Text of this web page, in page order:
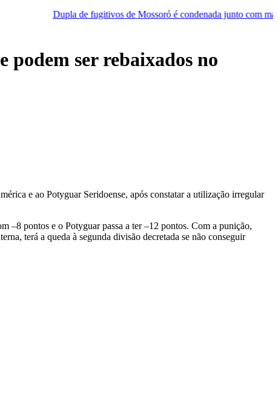
de fugitivos de Mossoró é condenada junto com mais quatro homens
podem ser rebaixados no
e ao Potyguar Seridoense, após constatar a utilização irregular
–8 pontos e o Potyguar passa a ter –12 pontos. Com a punição,
terá a queda à segunda divisão decretada se não conseguir